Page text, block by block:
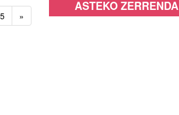
»
ASTEKO ZERRENDA